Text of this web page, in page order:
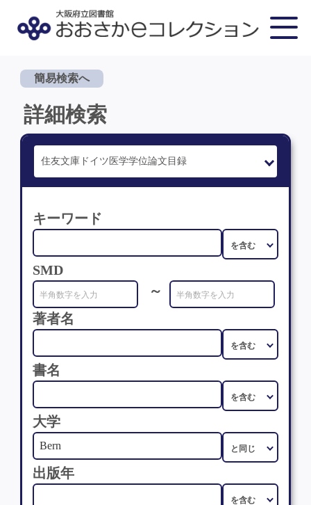
簡易検索へ
詳細検索
キーワード
SMD
～
著者名
書名
大学
出版年